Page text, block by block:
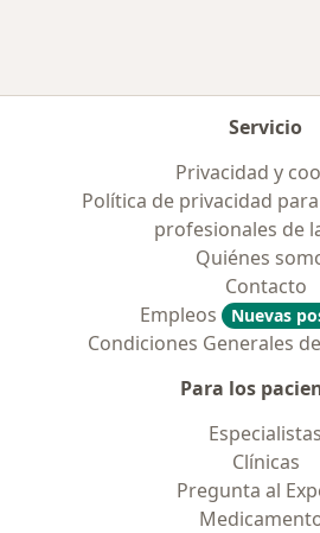
Servicio
Privacidad y
Política de privacidad
profesionales de
Quiénes
Contacto
Empleos
Nuevas
Condiciones Generales
Para los
Especialistas
Clínicas
Pregunta al